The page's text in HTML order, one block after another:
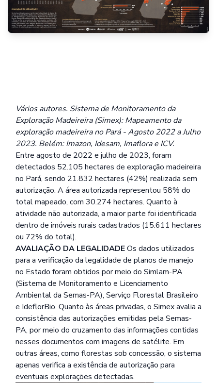
Vários autores. Sistema de Monitoramento da
Exploração Madeireira (Simex): Mapeamento da
exploração madeireira no Pará - Agosto 2022 a Julho
2023. Belém: Imazon, Idesam, Imaflora e ICV.
Entre agosto de 2022 e julho de 2023, foram
detectados 52.105 hectares de exploração madeireira
no Pará, sendo 21.832 hectares (42%) realizada sem
autorização. A área autorizada representou 58% do
total mapeado, com 30.274 hectares. Quanto à
atividade não autorizada, a maior parte foi identificada
dentro de imóveis rurais cadastrados (15.611 hectares
ou 72% do total).
AVALIAÇÃO DA LEGALIDADEOs dados utilizados
para a verificação da legalidade de planos de manejo
no Estado foram obtidos por meio do Simlam-PA
(Sistema de Monitoramento e Licenciamento
Ambiental da Semas-PA), Serviço Florestal Brasileiro
e IdeflorBio. Quanto às áreas privadas, o Simex avalia a
consistência das autorizações emitidas pela Semas-
PA, por meio do cruzamento das informações contidas
nesses documentos com imagens de satélite. Em
outras áreas, como florestas sob concessão, o sistema
apenas verifica a existência de autorização para
eventuais explorações detectadas.